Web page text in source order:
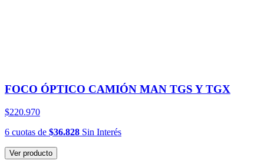
FOCO ÓPTICO CAMIÓN MAN TGS Y TGX
$220.970
6 cuotas de $36.828 Sin Interés
Ver producto